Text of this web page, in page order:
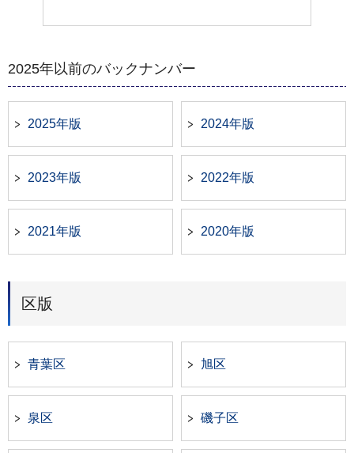
2025年以前のバックナンバー
2025年版 2024年版
2023年版 2022年版
2021年版 2020年版
区版
青葉区 旭区
泉区 磯子区